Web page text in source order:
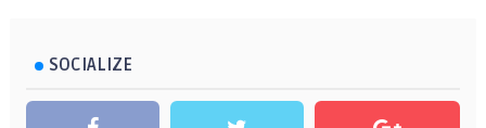
SOCIALIZE